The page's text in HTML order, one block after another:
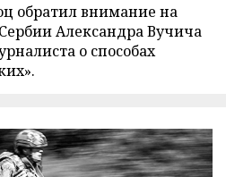
обратил внимание на
Александра Вучича
о способах